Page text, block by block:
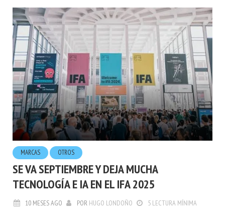
MARCAS OTROS
SE VA SEPTIEMBRE Y DEJA MUCHA
TECNOLOGÍA E IA EN EL IFA 2025
10 MESES AGO POR HUGO LONDOÑO 5 LECTURA MÍNIMA